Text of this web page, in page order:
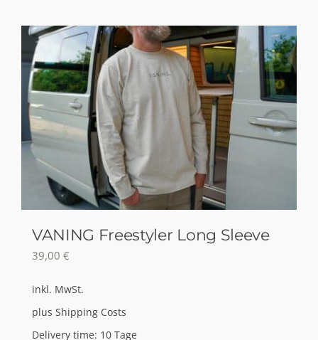
mehrere
Varianten
auf.
Die
Optionen
können
auf
der
Produktseite
werden
VANING Freestyler Long Sleeve
39,00 €
inkl. MwSt.
plus Shipping Costs
Delivery time: 10 Tage